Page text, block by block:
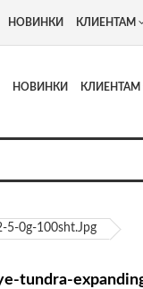
г. Москва,
НОВИНКИ КЛИЕНТАМ
НОВИНКИ КЛИЕНТАМ
5-0g-100sht.jpg
tundra-